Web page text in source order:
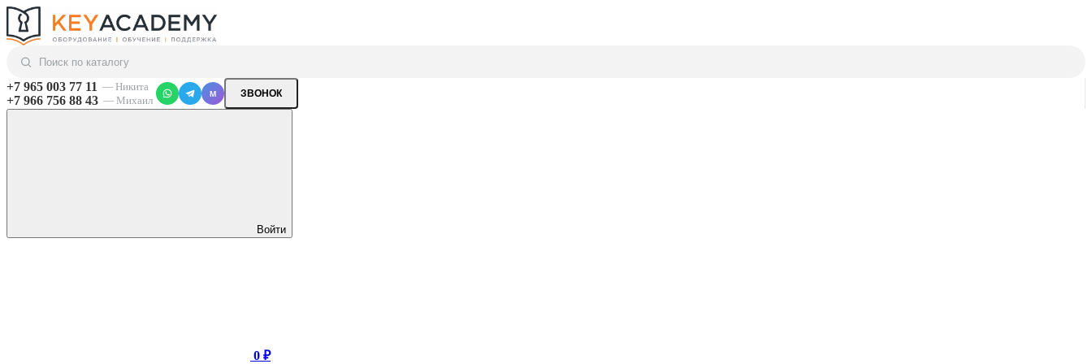
+7 965 003 77 11 — Никита
+7 966 756 88 43 — Михаил
M ЗВОНОК
Войти
0 ₽